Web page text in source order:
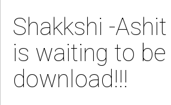
Shakkshi -
is waiting to be
download!!!